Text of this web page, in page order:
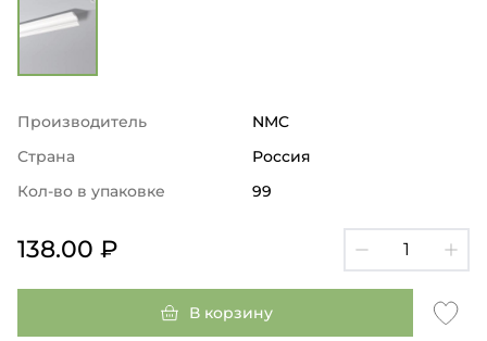
Производитель
NMC
Страна
Россия
Кол-во в упаковке
99
138.00 ₽
В корзину